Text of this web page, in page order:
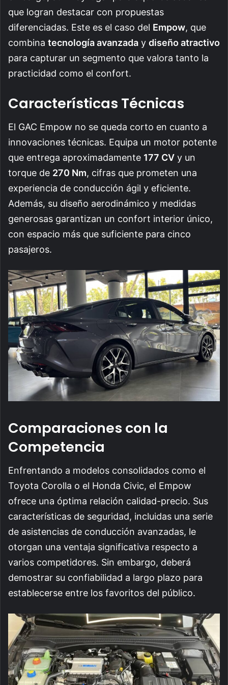
que logran destacar con propuestas
diferenciadas. Este es el caso del Empow, que
combina tecnología avanzada y diseño atractivo
para capturar un segmento que valora tanto la
practicidad como el confort.
Características Técnicas
El GAC Empow no se queda corto en cuanto a
innovaciones técnicas. Equipa un motor potente
que entrega aproximadamente 177 CV y un
torque de 270 Nm, cifras que prometen una
experiencia de conducción ágil y eficiente.
Además, su diseño aerodinámico y medidas
generosas garantizan un confort interior único,
con espacio más que suficiente para cinco
pasajeros.
Comparaciones con la
Competencia
Enfrentando a modelos consolidados como el
Toyota Corolla o el Honda Civic, el Empow
ofrece una óptima relación calidad-precio. Sus
características de seguridad, incluidas una serie
de asistencias de conducción avanzadas, le
otorgan una ventaja significativa respecto a
varios competidores. Sin embargo, deberá
demostrar su confiabilidad a largo plazo para
establecerse entre los favoritos del público.